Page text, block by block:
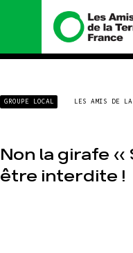
Nous connaître
Histoire
Missions et
Valeurs
GROUPE LOCAL LES AMIS DE LA
Non la girafe «
être interdite !